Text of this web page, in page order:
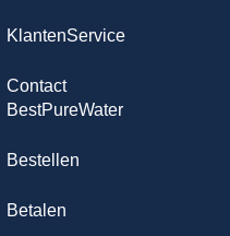
KlantenService
Contact
BestPureWater
Bestellen
Betalen